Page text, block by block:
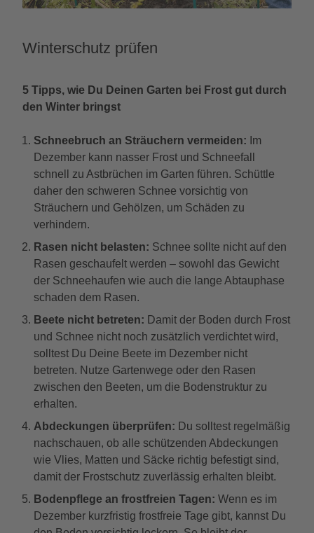
Winterschutz prüfen
5 Tipps, wie Du Deinen Garten bei Frost gut durch
den Winter bringst
Schneebruch an Sträuchern vermeiden: Im
Dezember kann nasser Frost und Schneefall
schnell zu Astbrüchen im Garten führen. Schüttle
daher den schweren Schnee vorsichtig von
Sträuchern und Gehölzen, um Schäden zu
verhindern.
Rasen nicht belasten: Schnee sollte nicht auf den
Rasen geschaufelt werden – sowohl das Gewicht
der Schneehaufen wie auch die lange Abtauphase
schaden dem Rasen.
Beete nicht betreten: Damit der Boden durch Frost
und Schnee nicht noch zusätzlich verdichtet wird,
solltest Du Deine Beete im Dezember nicht
betreten. Nutze Gartenwege oder den Rasen
zwischen den Beeten, um die Bodenstruktur zu
erhalten.
Abdeckungen überprüfen: Du solltest regelmäßig
nachschauen, ob alle schützenden Abdeckungen
wie Vlies, Matten und Säcke richtig befestigt sind,
damit der Frostschutz zuverlässig erhalten bleibt.
Bodenpflege an frostfreien Tagen: Wenn es im
Dezember kurzfristig frostfreie Tage gibt, kannst Du